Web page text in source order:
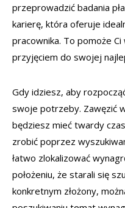
przeprowadzić badania
karierę, która oferuje
pracownika. To pomoże
przyjęciem do swojej
Gdy idziesz, aby
swoje potrzeby. Zawęzić
będziesz mieć twardy
zrobić poprzez
łatwo zlokalizować
położeniu, że starali się
konkretnym złożony,